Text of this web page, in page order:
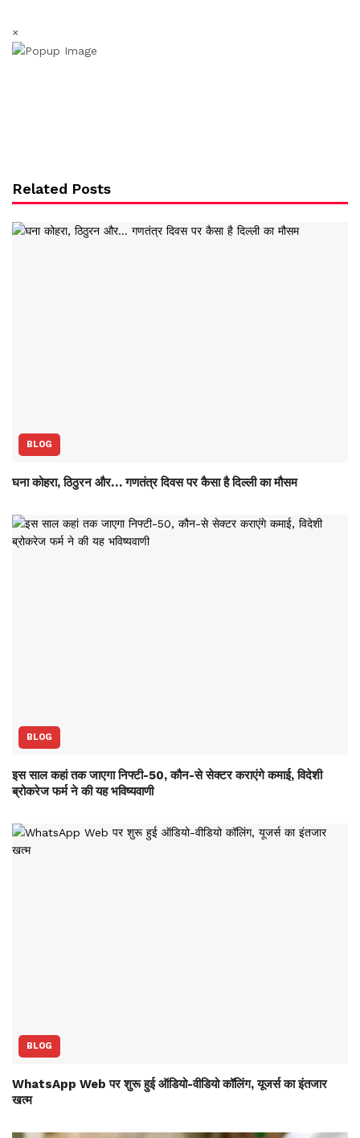
×
Related Posts
BLOG
घना कोहरा, ठिठुरन और… गणतंत्र दिवस पर कैसा है दिल्ली का मौसम
BLOG
इस साल कहां तक जाएगा निफ्टी-50, कौन-से सेक्‍टर कराएंगे कमाई, विदेशी
ब्रोकरेज फर्म ने की यह भविष्‍यवाणी
BLOG
WhatsApp Web पर शुरू हुई ऑडियो-वीडियो कॉलिंग, यूजर्स का इंतजार
खत्म